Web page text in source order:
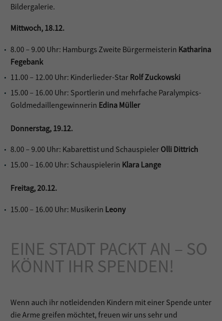
Bildergalerie.
Mittwoch, 18.12.
8.00 – 9.00 Uhr: Hamburgs Zweite Bürgermeisterin Katharina
Fegebank
11.00 – 12.00 Uhr: Kinderlieder-Star Rolf Zuckowski
15.00 – 16.00 Uhr: Sportlerin und mehrfache Paralympics-
Goldmedaillengewinnerin Edina Müller
Donnerstag, 19.12.
8.00 – 9.00 Uhr: Kabarettist und Schauspieler Olli Dittrich
15.00 – 16.00 Uhr: Schauspielerin Klara Lange
Freitag, 20.12.
15.00 – 16.00 Uhr: Musikerin Leony
EINE STADT PACKT AN – SO
KÖNNT IHR SPENDEN!
Wenn auch ihr notleidenden Kindern mit einer Spende unter
die Arme greifen möchtet, freuen wir uns sehr und